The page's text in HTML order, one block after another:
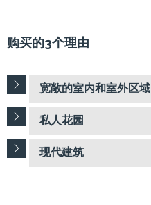
购买的3个理由
宽敞的室内和室外区域
私人花园
现代建筑